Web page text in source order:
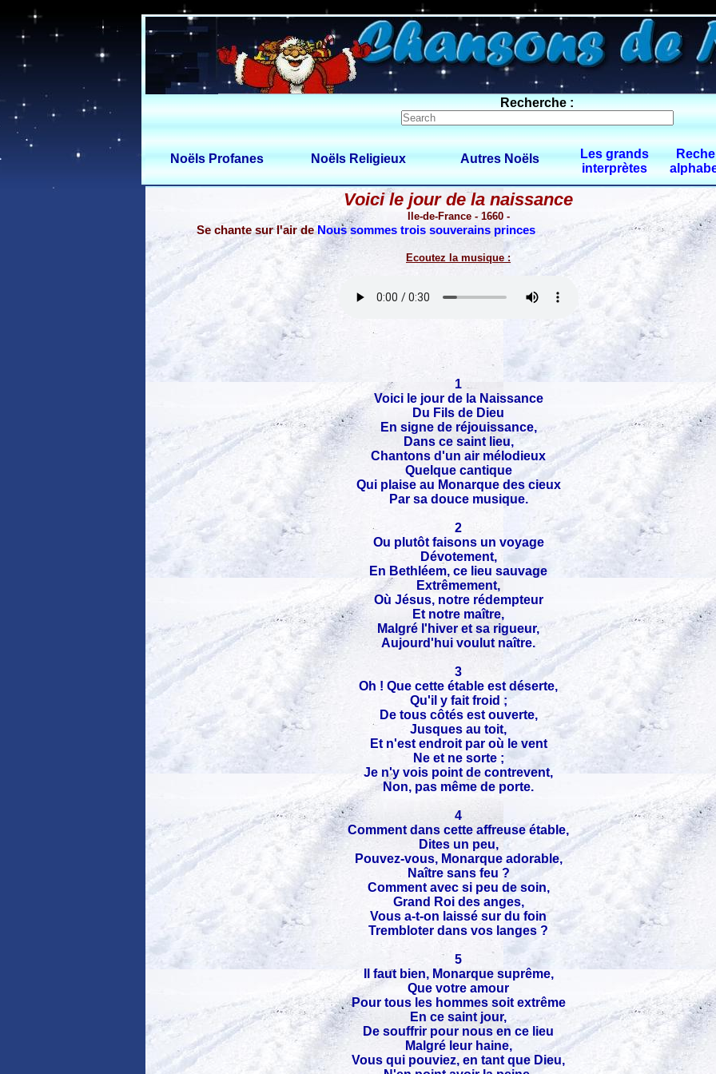
0 $limitbot 1 $limittot 2
Recherche :
Noëls Profanes Noëls Religieux Autres Noëls
Les grands
interprètes
Voici le jour de la naissance
Ile-de-France - 1660 -
Se chante sur l'air deNous sommes trois souverains princes
Ecoutez la musique :
1
Voici le jour de la Naissance
Du Fils de Dieu
En signe de réjouissance,
Dans ce saint lieu,
Chantons d'un air mélodieux
Quelque cantique
Qui plaise au Monarque des cieux
Par sa douce musique.
2
Ou plutôt faisons un voyage
Dévotement,
En Bethléem, ce lieu sauvage
Extrêmement,
Où Jésus, notre rédempteur
Et notre maître,
Malgré l'hiver et sa rigueur,
Aujourd'hui voulut naître.
3
Oh ! Que cette étable est déserte,
Qu'il y fait froid ;
De tous côtés est ouverte,
Jusques au toit,
Et n'est endroit par où le vent
Ne et ne sorte ;
Je n'y vois point de contrevent,
Non, pas même de porte.
4
Comment dans cette affreuse étable,
Dites un peu,
Pouvez-vous, Monarque adorable,
Naître sans feu ?
Comment avec si peu de soin,
Grand Roi des anges,
Vous a-t-on laissé sur du foin
Trembloter dans vos langes ?
5
Il faut bien, Monarque suprême,
Que votre amour
Pour tous les hommes soit extrême
En ce saint jour,
De souffrir pour nous en ce lieu
Malgré leur haine,
Vous qui pouviez, en tant que Dieu,